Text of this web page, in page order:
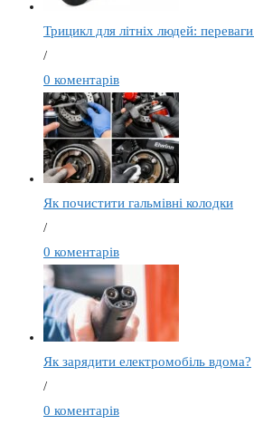
Трицикл для літніх людей: переваги
/
0 коментарів
Як почистити гальмівні колодки
/
0 коментарів
Як зарядити електромобіль вдома?
/
0 коментарів